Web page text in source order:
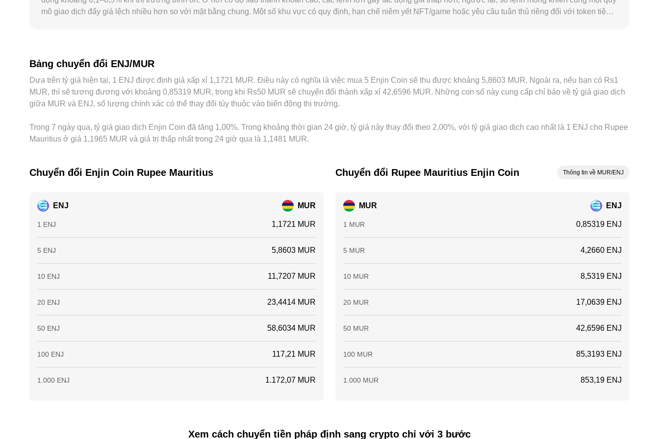
mô giao dịch đẩy giá lệch nhiều hơn so với mặt bằng chung. Một số khu vực có quy định, hạn chế niêm yết NFT/game hoặc yêu cầu tuân thủ riêng đối với token tiện
giao dịch, độ trễ mạng, rủi ro chuyển sàn và khác biệt về hạn mức/ràng buộc tài khoản; vì thế conversion rate ENJ/MUR có thể vẫn biến động nhẹ giữa các nền tảng
tại cùng một thời điểm.
Bảng chuyển đổi ENJ/MUR
Dựa trên tỷ giá hiện tại, 1 ENJ được định giá xấp xỉ 1,1721 MUR. Điều này có nghĩa là việc mua 5 Enjin Coin sẽ thu được khoảng 5,8603 MUR. Ngoài ra, nếu bạn có Rs1
MUR, thì sẽ tương đương với khoảng 0,85319 MUR, trong khi Rs50 MUR sẽ chuyển đổi thành xấp xỉ 42,6596 MUR. Những con số này cung cấp chỉ báo về tỷ giá giao dịch
giữa MUR và ENJ, số lượng chính xác có thể thay đổi tùy thuộc vào biến động thị trường.
Trong 7 ngày qua, tỷ giá giao dịch Enjin Coin đã tăng 1,00%. Trong khoảng thời gian 24 giờ, tỷ giá này thay đổi theo 2,00%, với tỷ giá giao dịch cao nhất là 1 ENJ cho Rupee
Mauritius ở giá 1,1965 MUR và giá trị thấp nhất trong 24 giờ qua là 1,1481 MUR.
Chuyển đổi Enjin Coin Rupee Mauritius
ENJ MUR
1 ENJ 1,1721 MUR
5 ENJ 5,8603 MUR
10 ENJ 11,7207 MUR
20 ENJ 23,4414 MUR
50 ENJ 58,6034 MUR
100 ENJ 117,21 MUR
1.000 ENJ 1.172,07 MUR
Chuyển đổi Rupee Mauritius Enjin Coin Thông tin về MUR/ENJ
MUR ENJ
1 MUR 0,85319 ENJ
5 MUR 4,2660 ENJ
10 MUR 8,5319 ENJ
20 MUR 17,0639 ENJ
50 MUR 42,6596 ENJ
100 MUR 85,3193 ENJ
1.000 MUR 853,19 ENJ
Xem cách chuyển tiền pháp định sang crypto chỉ với 3 bước